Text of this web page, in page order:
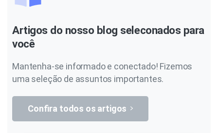
Artigos do nosso blog seleconados para
você
Mantenha-se informado e conectado! Fizemos
uma seleção de assuntos importantes.
Confira todos os artigos